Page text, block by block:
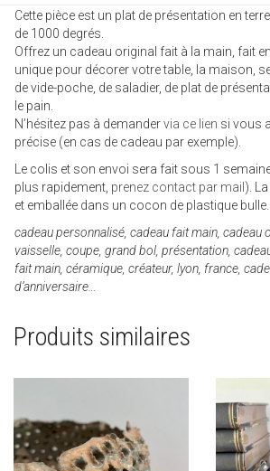
Cette pièce est un plat de présentation en
de 1000 degrés.
Offrez un cadeau original fait à la main, fait
unique pour décorer votre table, la maison,
de vide-poche, de saladier, de plat de
le pain.
N’hésitez pas à demandervia ce lien si vous
précise (en cas de cadeau par exemple).
Le colis et son envoi sera fait sous 1
plus rapidement, prenez contact par mail ).
et emballée dans un cocon de plastique bulle.
cadeau personnalisé, cadeau fait main, cadeau
vaisselle, coupe, grand bol, présentation,
fait main, céramique, créateur, lyon, france,
d’anniversaire…
Produits similaires